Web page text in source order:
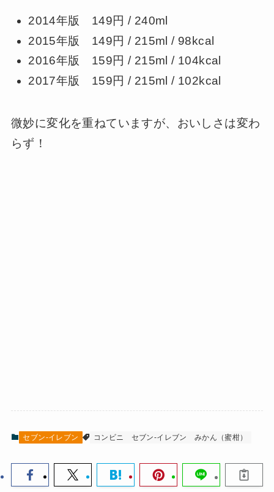
2014年版 149円 / 240ml
2015年版 149円 / 215ml / 98kcal
2016年版 159円 / 215ml / 104kcal
2017年版 159円 / 215ml / 102kcal
微妙に変化を重ねていますが、おいしさは変わ
らず！
セブン-イレブン コンビニ セブン-イレブン みかん（蜜柑）